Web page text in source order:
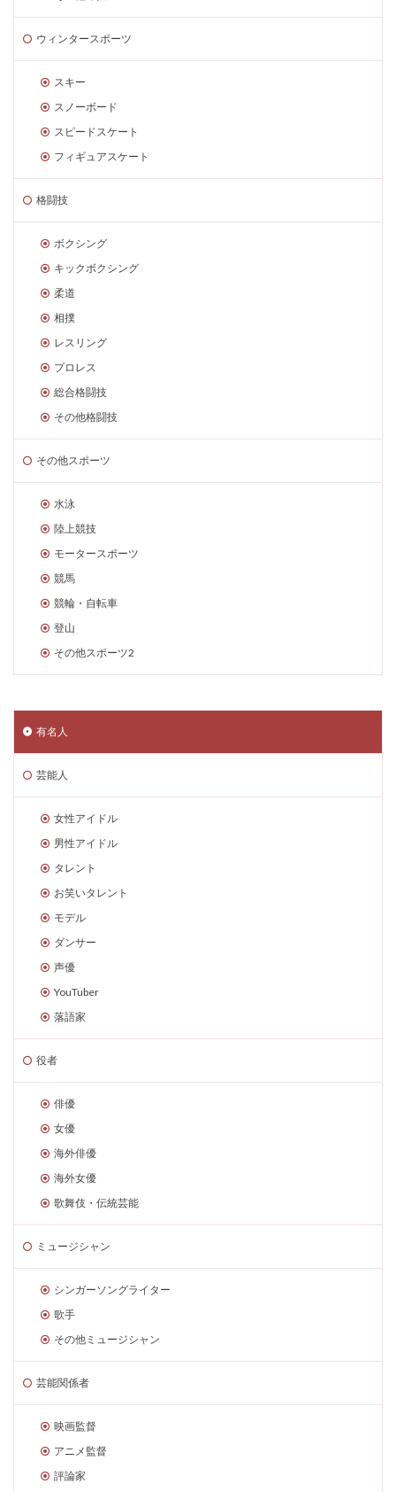
ウィンタースポーツ
スキー
スノーボード
スピードスケート
フィギュアスケート
格闘技
ボクシング
キックボクシング
柔道
相撲
レスリング
プロレス
総合格闘技
その他格闘技
その他スポーツ
水泳
陸上競技
モータースポーツ
競馬
競輪・自転車
登山
その他スポーツ2
有名人
芸能人
女性アイドル
男性アイドル
タレント
お笑いタレント
モデル
ダンサー
声優
YouTuber
落語家
役者
俳優
女優
海外俳優
海外女優
歌舞伎・伝統芸能
ミュージシャン
シンガーソングライター
歌手
その他ミュージシャン
芸能関係者
映画監督
アニメ監督
評論家